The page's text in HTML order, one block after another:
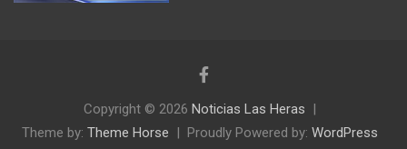
Copyright © 2026 Noticias Las Heras
Theme by: Theme Horse Proudly Powered by: WordPress